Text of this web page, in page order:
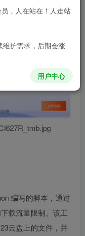
需签到就可以获
交流，请勿用于商业
系我们删除！
编写的脚本，通过
载流量限制。该工
云盘上的文件，并
，人在站在！人走站
护需求，后期会涨
用户中心